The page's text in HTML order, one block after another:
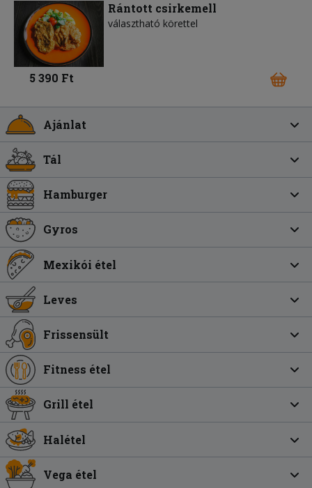
Rántott csirkemell
választható körettel
5 390 Ft
Ajánlat
Tál
Hamburger
Gyros
Mexikói étel
Leves
Frissensült
Fitness étel
Grill étel
Halétel
Vega étel